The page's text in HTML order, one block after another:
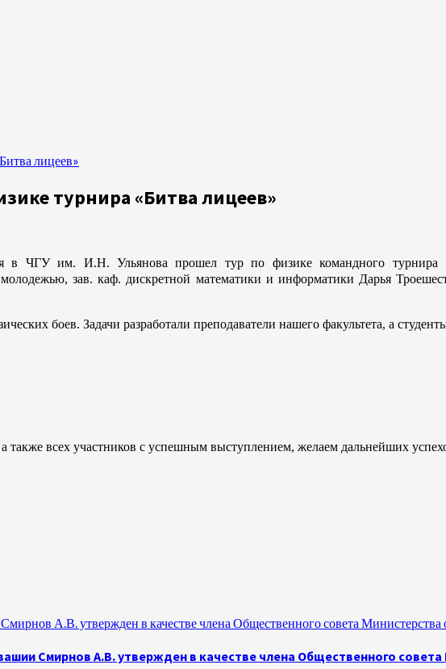
лицеев»
турнира «Битва лицеев»
в ЧГУ им. И.Н. Ульянова прошел тур по физике командного турнира
зав. каф. дискретной математики и информатики Дарья
боев. Задачи разработали преподаватели нашего факультета, а
также всех участников с успешным выступлением, желаем дальнейших
А.В. утвержден в качестве члена Общественного совета Министерства
Смирнов А.В. утвержден в качестве члена Общественного